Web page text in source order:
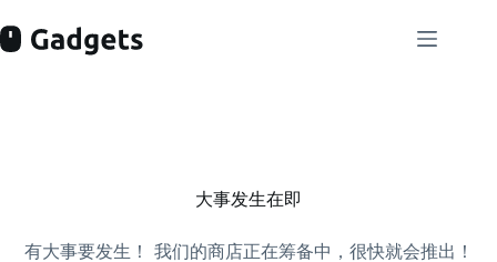
过
内
大事发生在即
有大事要发生！ 我们的商店正在筹备中，很快就会推出！